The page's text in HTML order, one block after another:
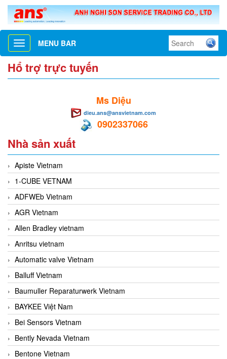
Toggle
navigation
MENU BAR
Hổ trợ trực tuyến
Ms Diệu
dieu.ans@ansvietnam.com
0902337066
Nhà sản xuất
Apiste Vietnam
1-CUBE VETNAM
ADFWEb Vietnam
AGR Vietnam
Allen Bradley vietnam
Anritsu vietnam
Automatic valve Vietnam
Balluff Vietnam
Baumuller Reparaturwerk Vietnam
BAYKEE Việt Nam
Bei Sensors Vietnam
Bently Nevada Vietnam
Bentone Vietnam